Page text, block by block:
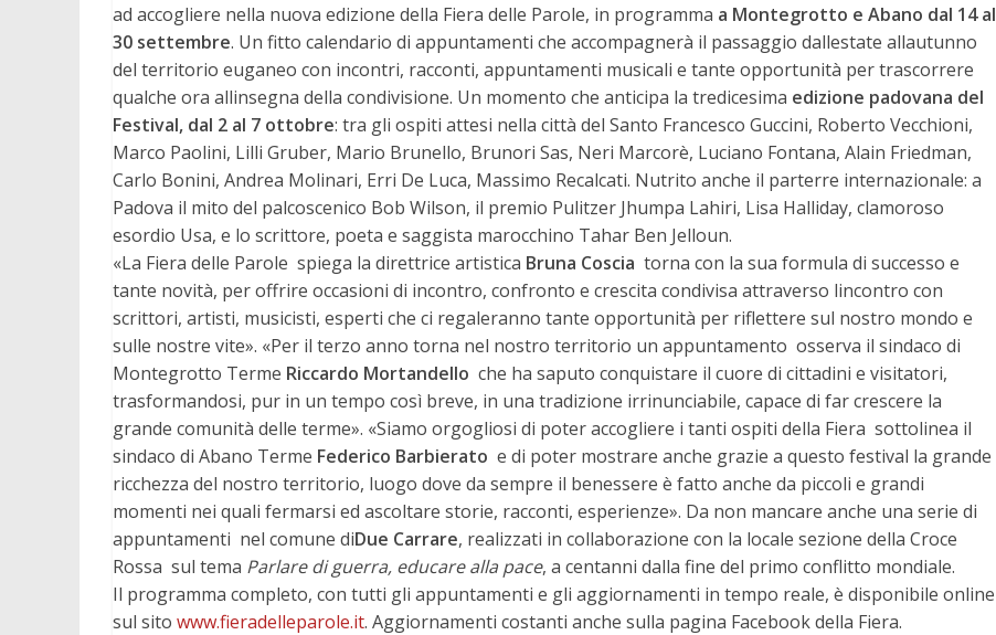
ad accogliere nella nuova edizione della Fiera delle Parole, in programma a Montegrotto e Abano dal 14 al
30 settembre. Un fitto calendario di appuntamenti che accompagnerà il passaggio dallestate allautunno
del territorio euganeo con incontri, racconti, appuntamenti musicali e tante opportunità per trascorrere
qualche ora allinsegna della condivisione. Un momento che anticipa la tredicesima edizione padovana del
Festival, dal 2 al 7 ottobre: tra gli ospiti attesi nella città del Santo Francesco Guccini, Roberto Vecchioni,
Marco Paolini, Lilli Gruber, Mario Brunello, Brunori Sas, Neri Marcorè, Luciano Fontana, Alain Friedman,
Carlo Bonini, Andrea Molinari, Erri De Luca, Massimo Recalcati. Nutrito anche il parterre internazionale: a
Padova il mito del palcoscenico Bob Wilson, il premio Pulitzer Jhumpa Lahiri, Lisa Halliday, clamoroso
esordio Usa, e lo scrittore, poeta e saggista marocchino Tahar Ben Jelloun.
«La Fiera delle Parole  spiega la direttrice artistica Bruna Coscia  torna con la sua formula di successo e
tante novità, per offrire occasioni di incontro, confronto e crescita condivisa attraverso lincontro con
scrittori, artisti, musicisti, esperti che ci regaleranno tante opportunità per riflettere sul nostro mondo e
sulle nostre vite». «Per il terzo anno torna nel nostro territorio un appuntamento  osserva il sindaco di
Montegrotto Terme Riccardo Mortandello  che ha saputo conquistare il cuore di cittadini e visitatori,
trasformandosi, pur in un tempo così breve, in una tradizione irrinunciabile, capace di far crescere la
grande comunità delle terme». «Siamo orgogliosi di poter accogliere i tanti ospiti della Fiera  sottolinea il
sindaco di Abano Terme Federico Barbierato  e di poter mostrare anche grazie a questo festival la grande
ricchezza del nostro territorio, luogo dove da sempre il benessere è fatto anche da piccoli e grandi
momenti nei quali fermarsi ed ascoltare storie, racconti, esperienze». Da non mancare anche una serie di
appuntamenti  nel comune diDue Carrare, realizzati in collaborazione con la locale sezione della Croce
Rossa  sul tema Parlare di guerra, educare alla pace, a centanni dalla fine del primo conflitto mondiale.
Il programma completo, con tutti gli appuntamenti e gli aggiornamenti in tempo reale, è disponibile online
sul sito www.fieradelleparole.it. Aggiornamenti costanti anche sulla pagina Facebook della Fiera.